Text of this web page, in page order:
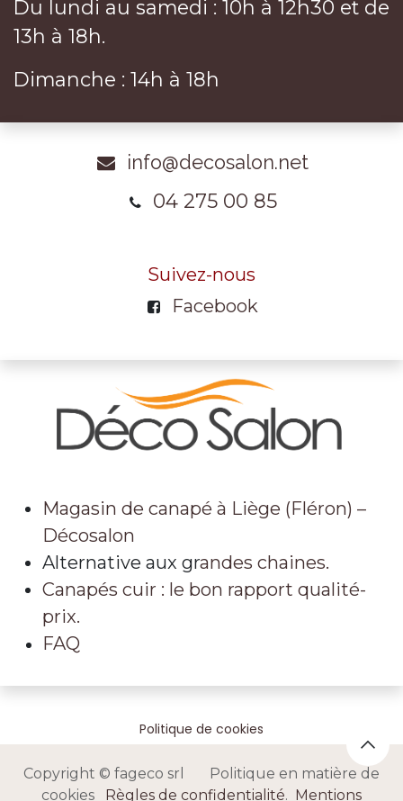
Du lundi au samedi : 10h à 12h30 et de
13h à 18h.
Dimanche : 14h à 18h
info@decosalon.net
04 275 00 85
Suivez-nous
Facebook
Magasin de canapé à Liège (Fléron) –
Décosalon
Alternative aux grandes chaines.
Canapés cuir : le bon rapport qualité-
prix.
FAQ
Politique de cookies
Copyright © fageco srl Politique en matière de
cookies
Règles de confidentialité. Mentions